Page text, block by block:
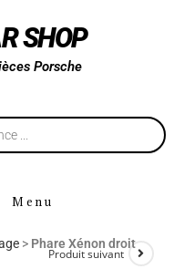
SHOP
Porsche
Menu
> Phare Xénon droit
Produit suivant